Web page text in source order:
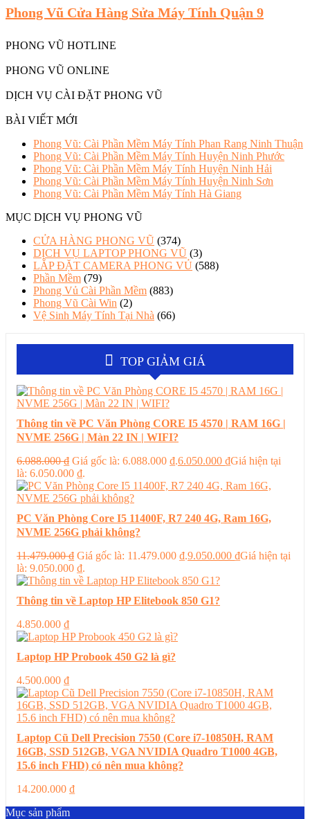
Phong Vũ Cửa Hàng Sửa Máy Tính Quận 9
PHONG VŨ HOTLINE
PHONG VŨ ONLINE
DỊCH VỤ CÀI ĐẶT PHONG VŨ
BÀI VIẾT MỚI
Phong Vũ: Cài Phần Mềm Máy Tính Phan Rang Ninh Thuận
Phong Vũ: Cài Phần Mềm Máy Tính Huyện Ninh Phước
Phong Vũ: Cài Phần Mềm Máy Tính Huyện Ninh Hải
Phong Vũ: Cài Phần Mềm Máy Tính Huyện Ninh Sơn
Phong Vũ: Cài Phần Mềm Máy Tính Hà Giang
MỤC DỊCH VỤ PHONG VŨ
CỬA HÀNG PHONG VŨ (374)
DỊCH VỤ LAPTOP PHONG VŨ (3)
LẮP ĐẶT CAMERA PHONG VỦ (588)
Phần Mềm (79)
Phong Vủ Cài Phần Mềm (883)
Phong Vũ Cài Win (2)
Vệ Sinh Máy Tính Tại Nhà (66)
TOP GIẢM GIÁ
Thông tin về PC Văn Phòng CORE I5 4570 | RAM 16G |
NVME 256G | Màn 22 IN | WIFI?
6.088.000₫ Giá gốc là: 6.088.000 ₫.6.050.000 ₫Giá hiện tại
là: 6.050.000 ₫.
PC Văn Phòng Core I5 11400F, R7 240 4G, Ram 16G,
NVME 256G phải không?
11.479.000₫ Giá gốc là: 11.479.000 ₫.9.050.000 ₫Giá hiện tại
là: 9.050.000 ₫.
Thông tin về Laptop HP Elitebook 850 G1?
4.850.000 ₫
Laptop HP Probook 450 G2 là gì?
4.500.000 ₫
Laptop Cũ Dell Precision 7550 (Core i7-10850H, RAM
16GB, SSD 512GB, VGA NVIDIA Quadro T1000 4GB,
15.6 inch FHD) có nên mua không?
14.200.000 ₫
Mục sản phẩm